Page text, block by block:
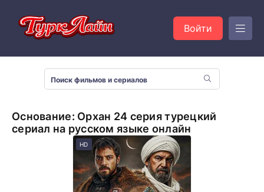
Войти
Основание: Орхан 24 серия турецкий
сериал на русском языке онлайн
HD